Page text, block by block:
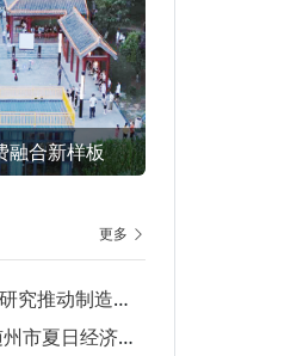
融合新样板
更多
和技改投资项目建设
（消费）观察之一